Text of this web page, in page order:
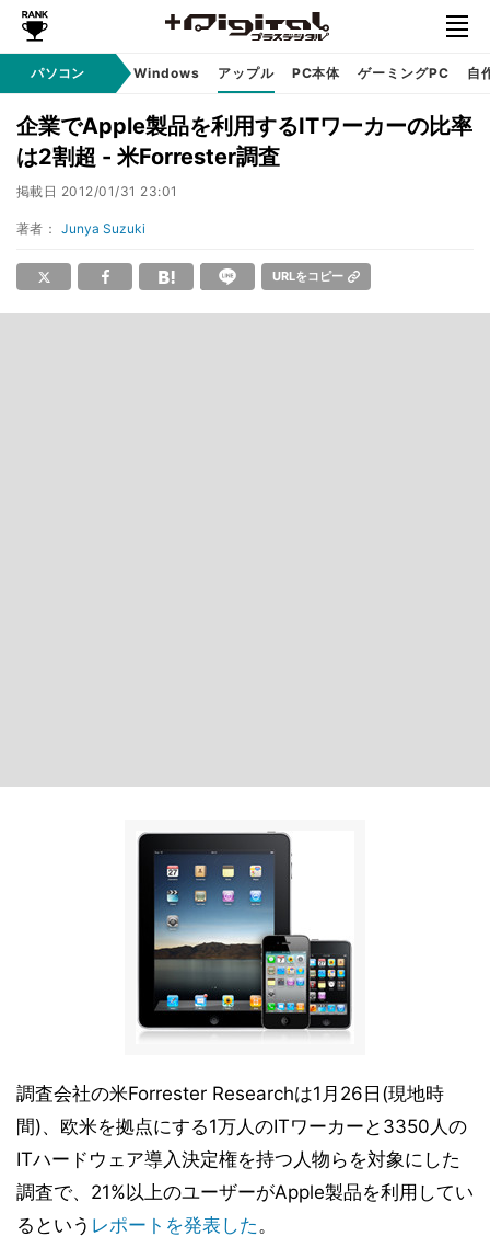
パソコン Windows アップル PC本体 ゲーミングPC 自
企業でApple製品を利用するITワーカーの比率
は2割超 - 米Forrester調査
掲載日 2012/01/31 23:01
著者： Junya Suzuki
URLをコピー
調査会社の米Forrester Researchは1月26日(現地時
間)、欧米を拠点にする1万人のITワーカーと3350人の
ITハードウェア導入決定権を持つ人物らを対象にした
調査で、21%以上のユーザーがApple製品を利用してい
るという レポートを発表した。